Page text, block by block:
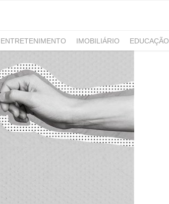
ENTRETENIMENTO IMOBILIÁRIO
EDUCAÇÃO